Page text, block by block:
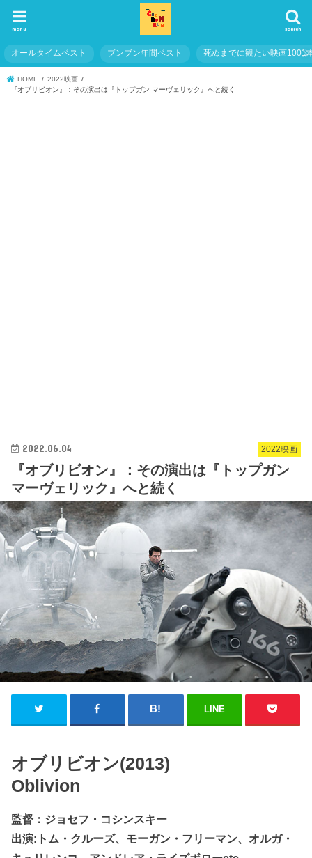
search
menu
オールタイムベスト ブンブン年間ベスト 死ぬまでに観たい映画1001
HOME
2022映画
『オブリビオン』：その演出は『トップガン マーヴェリック』へと続く
2022映画
2022.06.04
『オブリビオン』：その演出は『トップガン
マーヴェリック』へと続く
LINE
オブリビオン(2013)
Oblivion
監督：ジョセフ・コシンスキー
出演:トム・クルーズ、モーガン・フリーマン、オルガ・